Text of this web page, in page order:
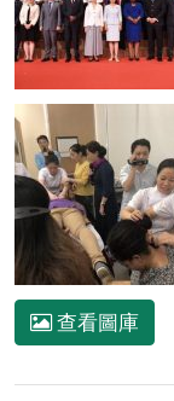
查看圖庫